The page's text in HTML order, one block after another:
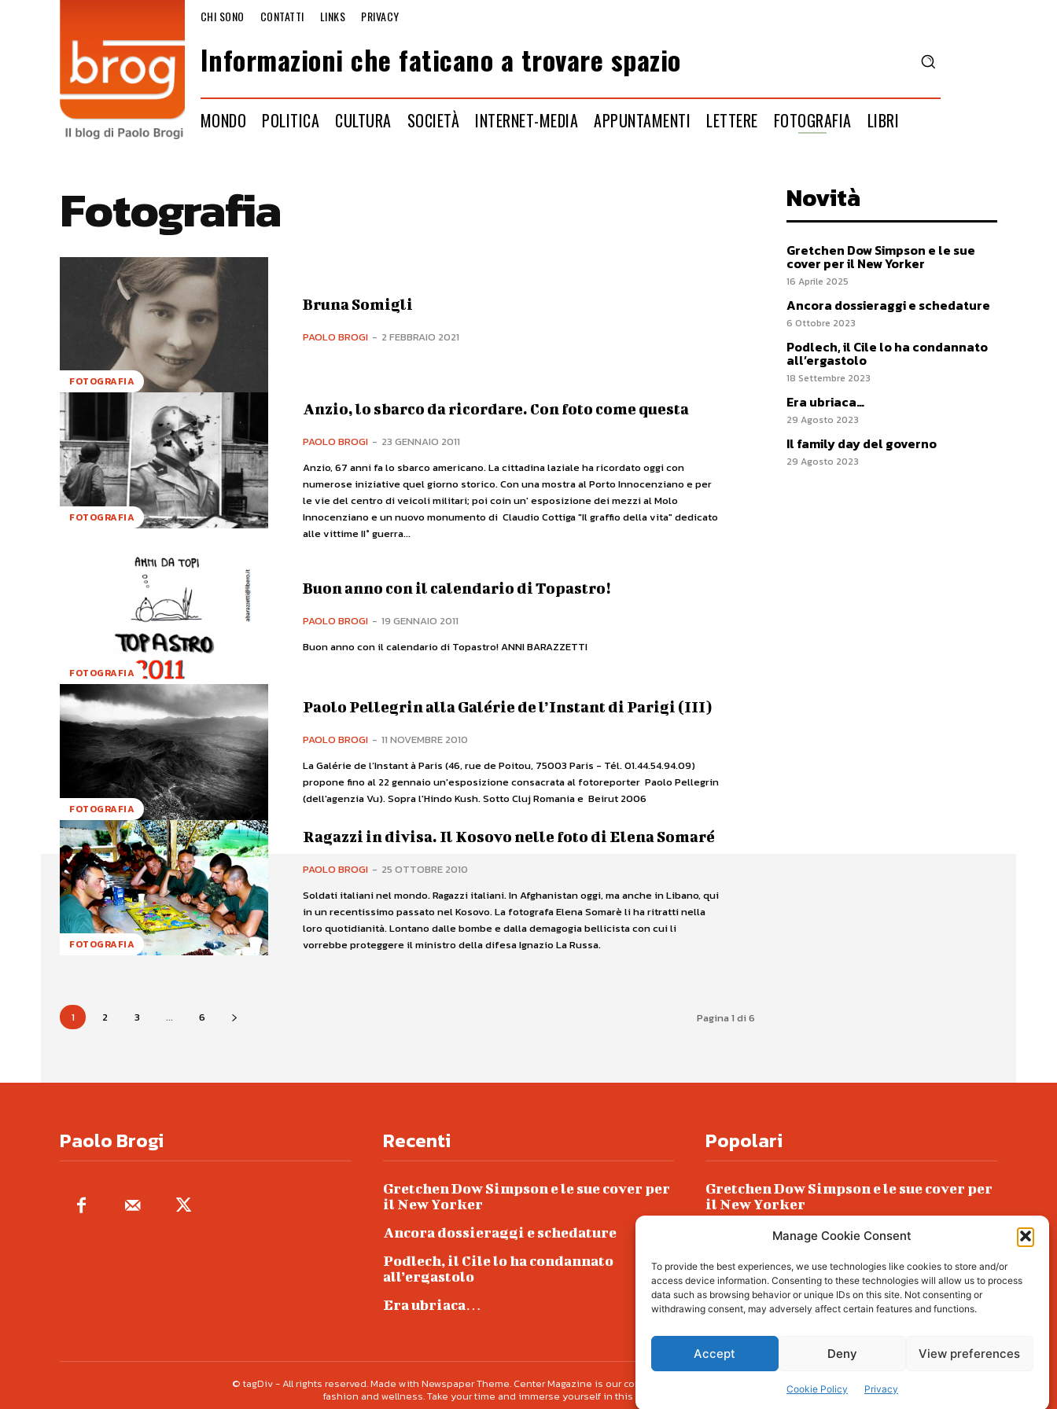
Manage Cookie Consent
To provide the best experiences, we use technologies like cookies to store and/or
access device information. Consenting to these technologies will allow us to process
data such as browsing behavior or unique IDs on this site. Not consenting or
withdrawing consent, may adversely affect certain features and functions.
Accept Deny View preferences
Cookie Policy Privacy
CHI SONO CONTATTI LINKS PRIVACY
Informazioni che faticano a trovare spazio
MONDO POLITICA CULTURA SOCIETÀ INTERNET-MEDIA APPUNTAMENTI LETTERE FOTOGRAFIA LIBRI
Fotografia
FOTOGRAFIA
Bruna Somigli
PAOLO BROGI - 2 FEBBRAIO 2021
FOTOGRAFIA
Anzio, lo sbarco da ricordare. Con foto come questa
PAOLO BROGI - 23 GENNAIO 2011
Anzio, 67 anni fa lo sbarco americano. La cittadina laziale ha ricordato oggi con
numerose iniziative quel giorno storico. Con una mostra al Porto Innocenziano e per
le vie del centro di veicoli militari; poi coin un' esposizione dei mezzi al Molo
Innocenziano e un nuovo monumento di Claudio Cottiga "Il graffio della vita" dedicato
alle vittime II° guerra...
FOTOGRAFIA
Buon anno con il calendario di Topastro!
PAOLO BROGI - 19 GENNAIO 2011
Buon anno con il calendario di Topastro! ANNI BARAZZETTI
FOTOGRAFIA
Paolo Pellegrin alla Galérie de l’Instant di Parigi (III)
PAOLO BROGI - 11 NOVEMBRE 2010
La Galérie de l’Instant à Paris (46, rue de Poitou, 75003 Paris - Tél. 01.44.54.94.09)
propone fino al 22 gennaio un'esposizione consacrata al fotoreporter Paolo Pellegrin
(dell'agenzia Vu). Sopra l'Hindo Kush. Sotto Cluj Romania e Beirut 2006
FOTOGRAFIA
Ragazzi in divisa. Il Kosovo nelle foto di Elena Somaré
PAOLO BROGI - 25 OTTOBRE 2010
Soldati italiani nel mondo. Ragazzi italiani. In Afghanistan oggi, ma anche in Libano, qui
in un recentissimo passato nel Kosovo. La fotografa Elena Somarè li ha ritratti nella
loro quotidianità. Lontano dalle bombe e dalla demagogia bellicista con cui li
vorrebbe proteggere il ministro della difesa Ignazio La Russa.
1 2 3 ... 6 Pagina 1 di 6
Novità
Gretchen Dow Simpson e le sue
cover per il New Yorker
16 Aprile 2025
Ancora dossieraggi e schedature
6 Ottobre 2023
Podlech, il Cile lo ha condannato
all’ergastolo
18 Settembre 2023
Era ubriaca…
29 Agosto 2023
Il family day del governo
29 Agosto 2023
Paolo Brogi Recenti
Gretchen Dow Simpson e le sue cover per
il New Yorker
Ancora dossieraggi e schedature
Podlech, il Cile lo ha condannato
all’ergastolo
Era ubriaca…
Popolari
Gretchen Dow Simpson e le sue cover per
il New Yorker
Ancora dossieraggi e schedature
Podlech, il Cile lo ha condannato
all’ergastolo
Era ubriaca…
© tagDiv - All rights reserved. Made with Newspaper Theme. Center Magazine is our complete News Portal about living, lifestyle,
fashion and wellness. Take your time and immerse yourself in this amazing experience!